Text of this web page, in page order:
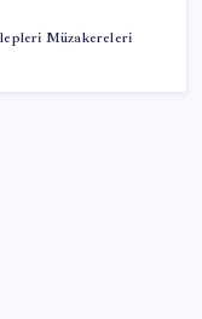
Müzakereleri